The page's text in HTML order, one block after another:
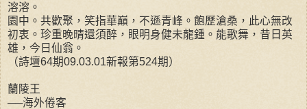
溶溶。
園中。共歡聚，笑指華巔，不遜青峰。飽歷滄桑，此心無改
初衷。珍重晚晴還須醉，眼明身健未龍鍾。能歌舞，昔日英
雄，今日仙翁。
（詩壇64期09.03.01新報第524期）
蘭陵王
──海外倦客